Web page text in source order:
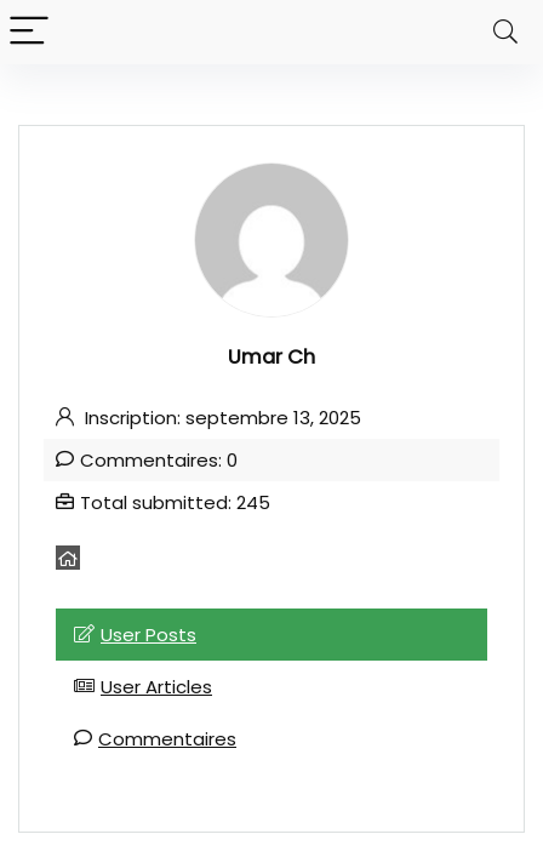
Umar Ch
Inscription: septembre 13, 2025
Commentaires: 0
Total submitted: 245
User Posts
User Articles
Commentaires